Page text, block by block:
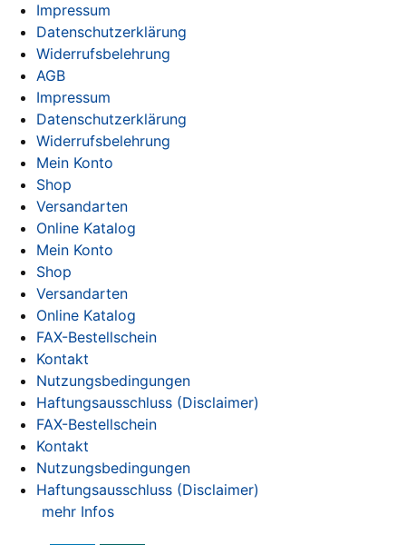
Impressum
Datenschutzerklärung
Widerrufsbelehrung
AGB
Impressum
Datenschutzerklärung
Widerrufsbelehrung
Mein Konto
Shop
Versandarten
Online Katalog
Mein Konto
Shop
Versandarten
Online Katalog
FAX-Bestellschein
Kontakt
Nutzungsbedingungen
Haftungsausschluss (Disclaimer)
FAX-Bestellschein
Kontakt
Nutzungsbedingungen
Haftungsausschluss (Disclaimer)
mehr Infos